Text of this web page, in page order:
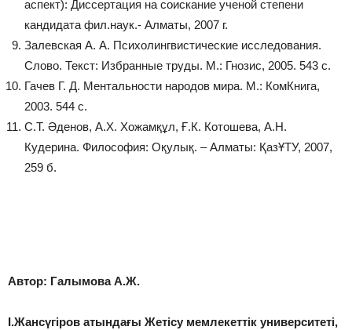
аспект): Диссертация на соискание ученой степени
кандидата фил.наук.- Алматы, 2007 г.
Залевская А. А. Психолингвистические исследования.
Слово. Текст: Избранные труды. М.: Гнозис, 2005. 543 с.
Гачев Г. Д. Ментальности народов мира. М.: КомКнига,
2003. 544 с.
С.Т. Əденов, А.Х. Хожамқұл, Ғ.К. Котошева, А.Н.
Кудерина. Философия: Оқулық. – Алматы: ҚазҰТУ, 2007,
259 б.
Автор: Галымова А.Ж.
І.Жансүгіров атындағы Жетісу мемлекеттік университеті,